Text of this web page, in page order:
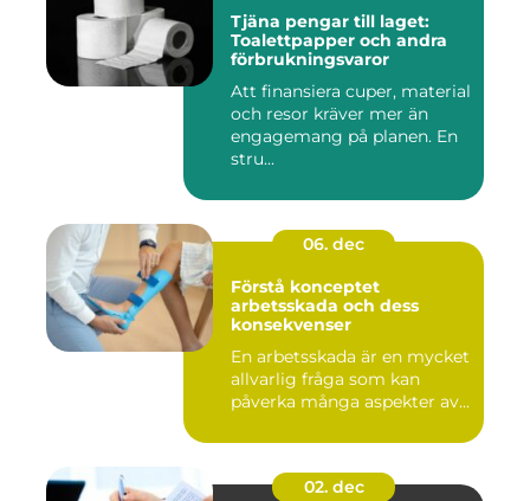
Tjäna pengar till laget:
Toalettpapper och andra
förbrukningsvaror
Att finansiera cuper, material
och resor kräver mer än
engagemang på planen. En
stru...
06. dec
Förstå konceptet
arbetsskada och dess
konsekvenser
En arbetsskada är en mycket
allvarlig fråga som kan
påverka många aspekter av...
02. dec